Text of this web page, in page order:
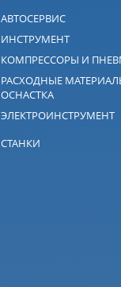
АВТОСЕРВИС
ИНСТРУМЕНТ
КОМПРЕССОРЫ И
РАСХОДНЫЕ
ОСНАСТКА
ЭЛЕКТРОИНСТРУМЕНТ
СТАНКИ